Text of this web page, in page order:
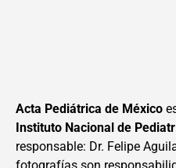
Acta Pediátrica de México
Instituto Nacional de
responsable: Dr. Felipe
fotografías son